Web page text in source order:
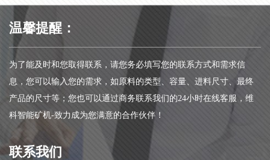
温馨提醒：
为了能及时和您取得联系，请您务必填写您的联系方式和需求信
息，您可以输入您的需求，如原料的类型、容量、进料尺寸、最终
产品的尺寸等；您也可以通过商务联系我们的24小时在线客服，维
科智能矿机-致力成为您满意的合作伙伴！
联系我们